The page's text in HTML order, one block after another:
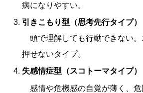
病になりやすい。
引きこもり型（思考先行タイプ）
頭で理解しても行動できない
押せないタイプ。
失感情症型（スコトーマタイプ）
感情や危機感の自覚が薄く、危